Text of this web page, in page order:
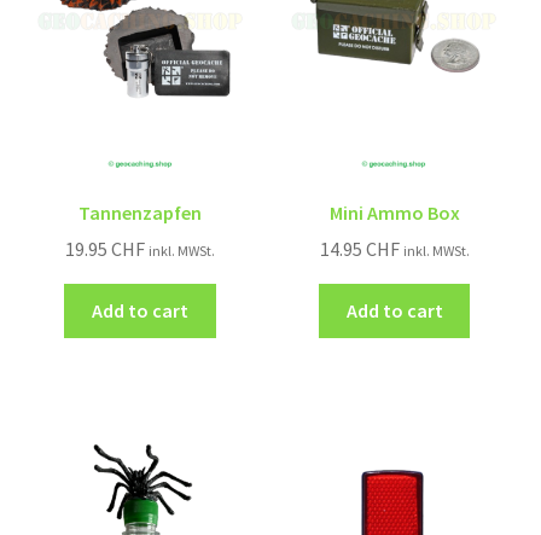
Tannenzapfen
19.95CHF inkl. MWSt.
Add to cart
Mini Ammo Box
14.95 CHF inkl. MWSt.
Add to cart